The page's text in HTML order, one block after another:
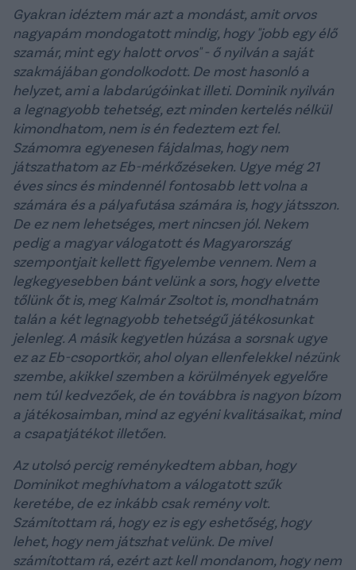
Gyakran idéztem már azt a mondást, amit orvos
nagyapám mondogatott mindig, hogy "jobb egy élő
szamár, mint egy halott orvos" - ő nyilván a saját
szakmájában gondolkodott. De most hasonló a
helyzet, ami a labdarúgóinkat illeti. Dominik nyilván
a legnagyobb tehetség, ezt minden kertelés nélkül
kimondhatom, nem is én fedeztem ezt fel.
Számomra egyenesen fájdalmas, hogy nem
játszathatom az Eb-mérkőzéseken. Ugye még 21
éves sincs és mindennél fontosabb lett volna a
számára és a pályafutása számára is, hogy játsszon.
De ez nem lehetséges, mert nincsen jól. Nekem
pedig a magyar válogatott és Magyarország
szempontjait kellett figyelembe vennem. Nem a
legkegyesebben bánt velünk a sors, hogy elvette
tőlünk őt is, meg Kalmár Zsoltot is, mondhatnám
talán a két legnagyobb tehetségű játékosunkat
jelenleg. A másik kegyetlen húzása a sorsnak ugye
ez az Eb-csoportkör, ahol olyan ellenfelekkel nézünk
szembe, akikkel szemben a körülmények egyelőre
nem túl kedvezőek, de én továbbra is nagyon bízom
a játékosaimban, mind az egyéni kvalitásaikat, mind
a csapatjátékot illetően.
Az utolsó percig reménykedtem abban, hogy
Dominikot meghívhatom a válogatott szűk
keretébe, de ez inkább csak remény volt.
Számítottam rá, hogy ez is egy eshetőség, hogy
lehet, hogy nem játszhat velünk. De mivel
számítottam rá, ezért azt kell mondanom, hogy nem